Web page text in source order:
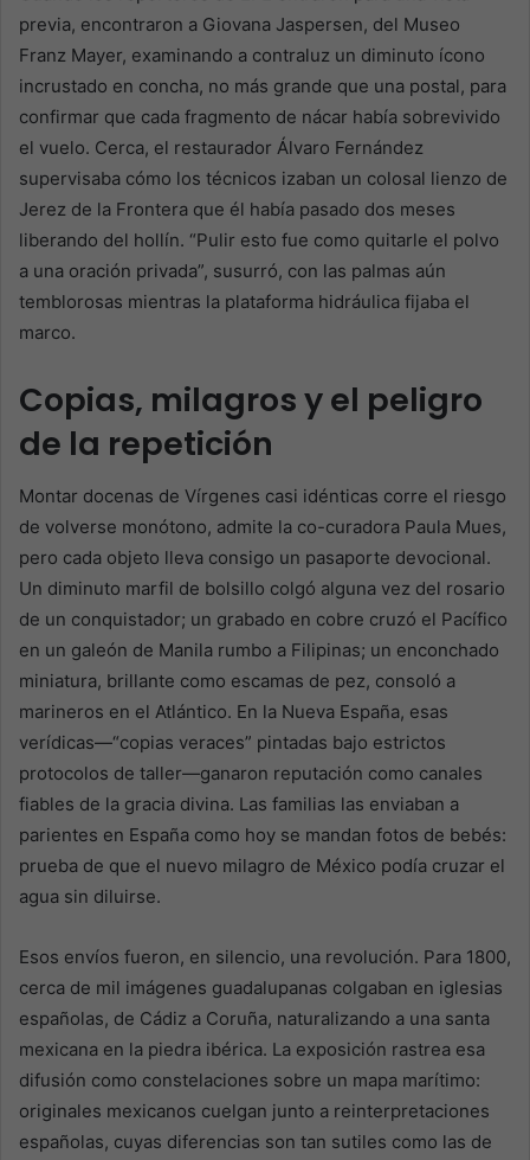
previa, encontraron a Giovana Jaspersen, del Museo
Franz Mayer, examinando a contraluz un diminuto ícono
incrustado en concha, no más grande que una postal, para
confirmar que cada fragmento de nácar había sobrevivido
el vuelo. Cerca, el restaurador Álvaro Fernández
supervisaba cómo los técnicos izaban un colosal lienzo de
Jerez de la Frontera que él había pasado dos meses
liberando del hollín. “Pulir esto fue como quitarle el polvo
a una oración privada”, susurró, con las palmas aún
temblorosas mientras la plataforma hidráulica fijaba el
marco.
Copias, milagros y el peligro
de la repetición
Montar docenas de Vírgenes casi idénticas corre el riesgo
de volverse monótono, admite la co-curadora Paula Mues,
pero cada objeto lleva consigo un pasaporte devocional.
Un diminuto marfil de bolsillo colgó alguna vez del rosario
de un conquistador; un grabado en cobre cruzó el Pacífico
en un galeón de Manila rumbo a Filipinas; un enconchado
miniatura, brillante como escamas de pez, consoló a
marineros en el Atlántico. En la Nueva España, esas
verídicas—“copias veraces” pintadas bajo estrictos
protocolos de taller—ganaron reputación como canales
fiables de la gracia divina. Las familias las enviaban a
parientes en España como hoy se mandan fotos de bebés:
prueba de que el nuevo milagro de México podía cruzar el
agua sin diluirse.
Esos envíos fueron, en silencio, una revolución. Para 1800,
cerca de mil imágenes guadalupanas colgaban en iglesias
españolas, de Cádiz a Coruña, naturalizando a una santa
mexicana en la piedra ibérica. La exposición rastrea esa
difusión como constelaciones sobre un mapa marítimo:
originales mexicanos cuelgan junto a reinterpretaciones
españolas, cuyas diferencias son tan sutiles como las de